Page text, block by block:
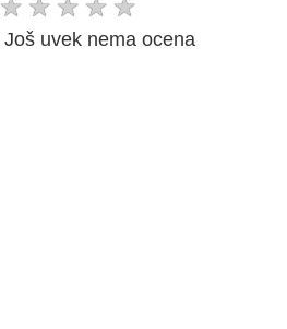
★ ★ ★ ★ ★
Još uvek nema ocena